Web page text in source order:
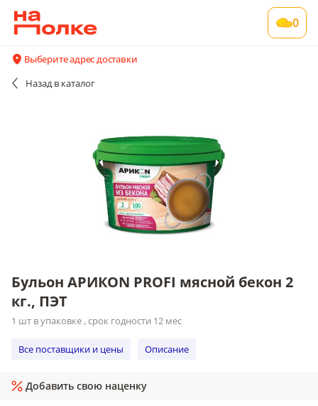
0
Выберите адрес доставки
Назад в каталог
Бульон АРИКОN PROFI мясной бекон 2 кг.,
ПЭТ
Бульон АРИКОN PROFI мясной бекон 2
кг., ПЭТ
1 шт в упаковке , срок годности 12 мес
Все поставщики и цены Описание
Добавить свою наценку